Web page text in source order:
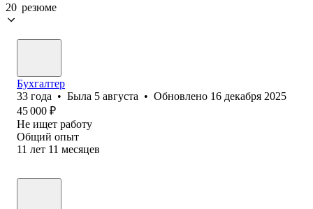
20 резюме
Бухгалтер
33 года • Была 5 августа • Обновлено 16 декабря 2025
45 000 ₽
Не ищет работу
Общий опыт
11 лет 11 месяцев